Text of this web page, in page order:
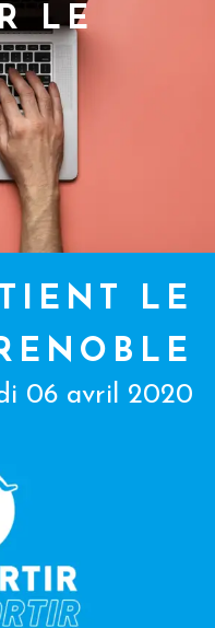
LE
LE
06 avril 2020